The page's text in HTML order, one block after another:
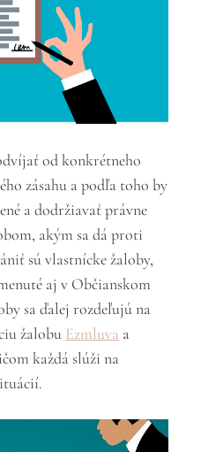
od konkrétneho
zásahu a podľa toho by
a dodržiavať právne
akým sa dá proti
sú vlastnícke žaloby,
aj v Občianskom
sa ďalej rozdeľujú na
žalobu Ezmluva a
každá slúži na